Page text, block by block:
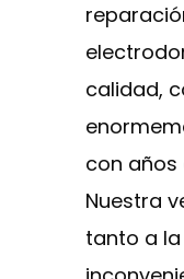
calidad,
con años
Nuestra
tanto a